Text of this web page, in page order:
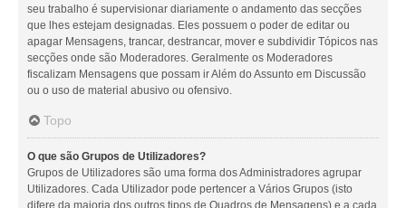
seu trabalho é supervisionar diariamente o andamento das secções
que lhes estejam designadas. Eles possuem o poder de editar ou
apagar Mensagens, trancar, destrancar, mover e subdividir Tópicos nas
secções onde são Moderadores. Geralmente os Moderadores
fiscalizam Mensagens que possam ir Além do Assunto em Discussão
ou o uso de material abusivo ou ofensivo.
Topo
O que são Grupos de Utilizadores?
Grupos de Utilizadores são uma forma dos Administradores agrupar
Utilizadores. Cada Utilizador pode pertencer a Vários Grupos (isto
difere da maioria dos outros tipos de Quadros de Mensagens) e a cada